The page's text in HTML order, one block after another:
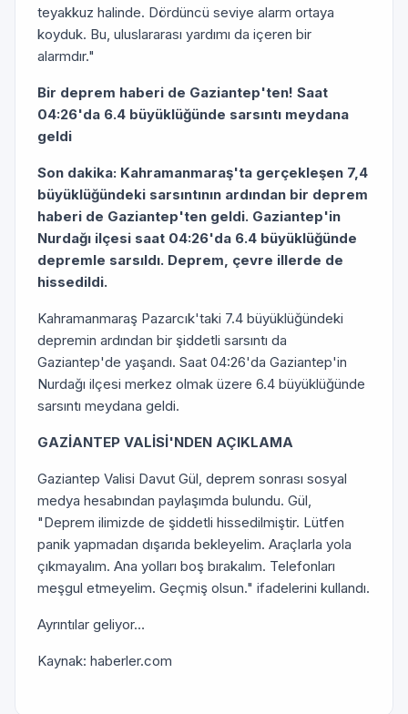
teyakkuz halinde. Dördüncü seviye alarm ortaya
koyduk. Bu, uluslararası yardımı da içeren bir
alarmdır."
Bir deprem haberi de Gaziantep'ten! Saat
04:26'da 6.4 büyüklüğünde sarsıntı meydana
geldi
Son dakika: Kahramanmaraş'ta gerçekleşen 7,4
büyüklüğündeki sarsıntının ardından bir deprem
haberi de Gaziantep'ten geldi. Gaziantep'in
Nurdağı ilçesi saat 04:26'da 6.4 büyüklüğünde
depremle sarsıldı. Deprem, çevre illerde de
hissedildi.
Kahramanmaraş Pazarcık'taki 7.4 büyüklüğündeki
depremin ardından bir şiddetli sarsıntı da
Gaziantep'de yaşandı. Saat 04:26'da Gaziantep'in
Nurdağı ilçesi merkez olmak üzere 6.4 büyüklüğünde
sarsıntı meydana geldi.
GAZİANTEP VALİSİ'NDEN AÇIKLAMA
Gaziantep Valisi Davut Gül, deprem sonrası sosyal
medya hesabından paylaşımda bulundu. Gül,
"Deprem ilimizde de şiddetli hissedilmiştir. Lütfen
panik yapmadan dışarıda bekleyelim. Araçlarla yola
çıkmayalım. Ana yolları boş bırakalım. Telefonları
meşgul etmeyelim. Geçmiş olsun." ifadelerini kullandı.
Ayrıntılar geliyor…
Kaynak: haberler.com